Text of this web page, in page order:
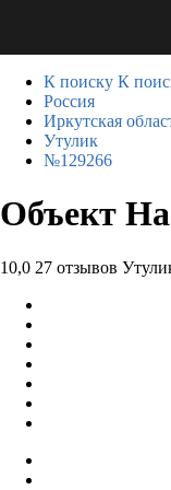
К поиску К
Россия
Иркутская
Утулик
№129266
Объект На
10,0 27 отзывов